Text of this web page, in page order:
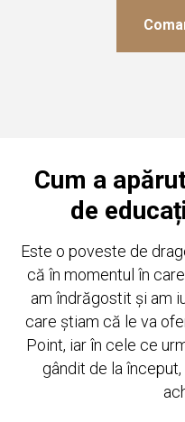
Cum a
de
Este o poveste de
că în momentul în
am îndrăgostit și am
care știam că le va
Point, iar în cele ce
gândit de la